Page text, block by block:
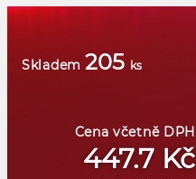
Skladem 205 ks
Cena včetně DPH
447.7 Kč